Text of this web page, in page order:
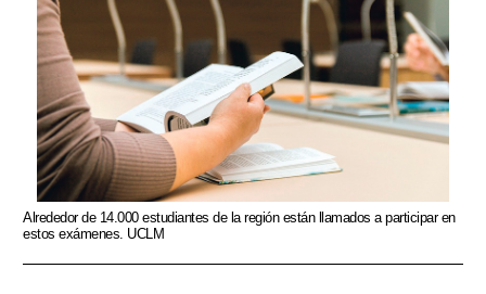
Alrededor de 14.000 estudiantes de la región están llamados a participar en
estos exámenes. UCLM